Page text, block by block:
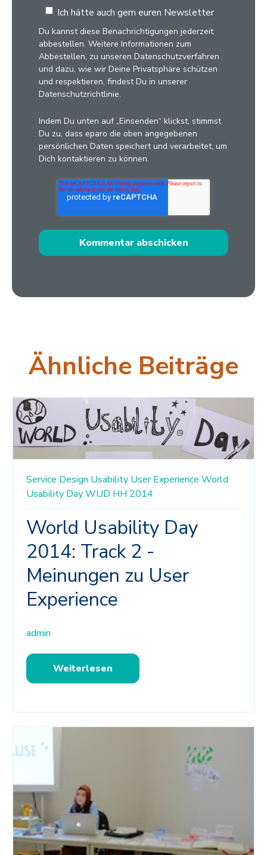
Ich hätte auch gern euren Newsletter
Du kannst diese Benachrichtigungen jederzeit
abbestellen. Weitere Informationen zum
Abbestellen, zu unseren Datenschutzverfahren
und dazu, wie wir Deine Privatsphäre schützen
und respektieren, findest Du in unserer
Datenschutzrichtlinie.
Indem Du unten auf „Einsenden“ klickst, stimmst
Du zu, dass eparo die oben angegebenen
persönlichen Daten speichert und verarbeitet, um
Dich kontaktieren zu können.
Ähnliche Beiträge
Service Design Usability User Experience World
Usability DayWUD HH 2014
World Usability Day
2014: Track 2 -
Meinungen zu User
Experience
admin
Weiterlesen